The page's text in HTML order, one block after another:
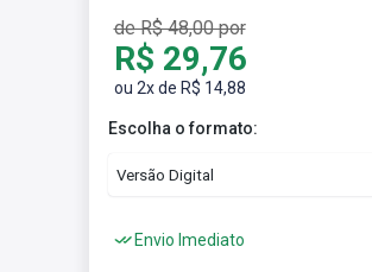
de R$ 48,00 por
R$ 29,76
ou 2x de R$ 14,88
Escolha o formato:
Envio Imediato